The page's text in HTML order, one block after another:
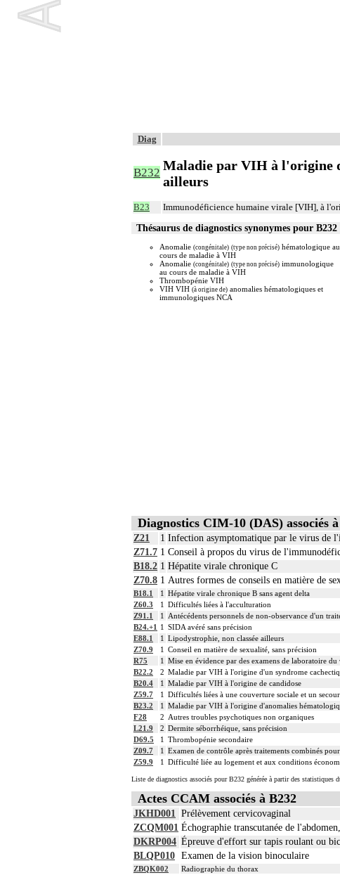
Diag
B232 Maladie par VIH à l'origine
ailleurs
B23 Immunodéficience humaine virale [VIH], à
Thésaurus de diagnostics synonymes pour B232
Anomalie (congénitale) (type non précisé) hématologique au
cours de maladie à VIH
Anomalie (congénitale) (type non précisé) immunologique
au cours de maladie à VIH
Thrombopénie VIH
VIH VIH (à origine de) anomalies hématologiques et
immunologiques NCA
Diagnostics CIM-10 (DAS) associés
Z21 1 Infection asymptomatique par le virus de
Z71.7 1 Conseil à propos du virus de
B18.2 1 Hépatite virale chronique C
Z70.8 1 Autres formes de conseils en matière de
B18.1 1 Hépatite virale chronique B sans agent delta
Z60.3
1 Difficultés liées à l'acculturation
Z91.1
1
Antécédents personnels de non-observance d'un
B24.+1 1 SIDA avéré sans précision
E88.1
1 Lipodystrophie, non classée ailleurs
Z70.9
1 Conseil en matière de sexualité, sans précision
R75
1 Mise en évidence par des examens de laboratoire
B22.2
2 Maladie par VIH à l'origine d'un syndrome
B20.4
1 Maladie par VIH à l'origine de candidose
Z59.7
1 Difficultés liées à une couverture sociale et un
B23.2
1 Maladie par VIH à l'origine d'anomalies
F28
2 Autres troubles psychotiques non organiques
L21.9
2 Dermite séborrhéique, sans précision
D69.5
1 Thrombopénie secondaire
Z09.7
1 Examen de contrôle après traitements combinés
Z59.9
1 Difficulté liée au logement et aux conditions
Liste de diagnostics associés pour B232 générée à partir des statistiques
Actes CCAM associés à B232
JKHD001 Prélèvement cervicovaginal
ZCQM001 Échographie transcutanée de
DKRP004 Épreuve d'effort sur tapis roulant ou
BLQP010 Examen de la vision binoculaire
ZBQK002
Radiographie du thorax